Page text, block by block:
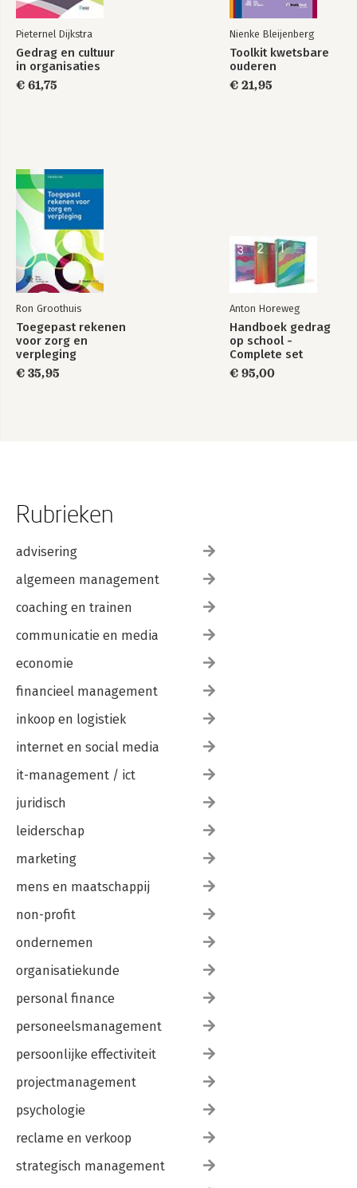
Pieternel Dijkstra
Gedrag en cultuur
in organisaties
€ 61,75
Nienke Bleijenberg
Toolkit kwetsbare
ouderen
€ 21,95
Ron Groothuis
Toegepast rekenen
voor zorg en
verpleging
€ 35,95
Anton Horeweg
Handboek gedrag
op school -
Complete set
€ 95,00
Rubrieken
advisering
algemeen management
coaching en trainen
communicatie en media
economie
financieel management
inkoop en logistiek
internet en social media
it-management / ict
juridisch
leiderschap
marketing
mens en maatschappij
non-profit
ondernemen
organisatiekunde
personal finance
personeelsmanagement
persoonlijke effectiviteit
projectmanagement
psychologie
reclame en verkoop
strategisch management